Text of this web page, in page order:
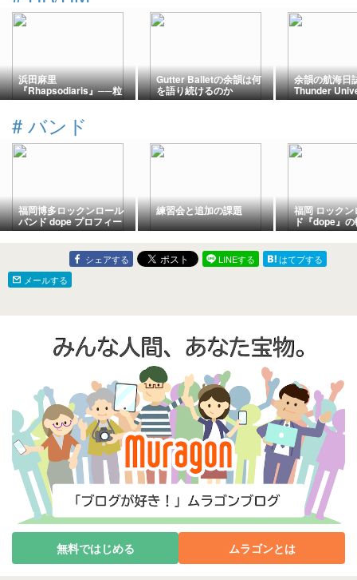
浜田麻里
『Rhapsodiaris』──粒
子と光が静かに導く覚醒
Gutter Balletの余韻は何
を語り続けるのか
──SAVATAGEの核心に
余韻の航海日
Thunder
｜2026年08
# バンド
福岡博多ロックンロール
バンド dope プロフィー
ル
練習会と追加の課題 福岡 ロック
ド『dope』の
シェアする LINEする
はてブする
メールする
無料ではじめる ムラゴンとは